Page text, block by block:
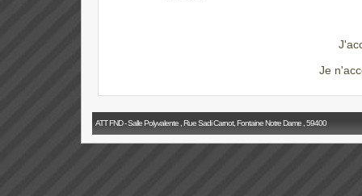
Je
ATT FND - Salle Polyvalente , Rue Sadi Carnot, Fontaine Notre Dame , 59400